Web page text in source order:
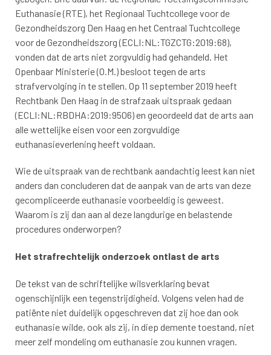
Euthanasie (RTE), het Regionaal Tuchtcollege voor de
Gezondheidszorg Den Haag en het Centraal Tuchtcollege
voor de Gezondheidszorg (ECLI:NL:TGZCTG:2019:68),
vonden dat de arts niet zorgvuldig had gehandeld. Het
Openbaar Ministerie (O.M.) besloot tegen de arts
strafvervolging in te stellen. Op 11 september 2019 heeft
Rechtbank Den Haag in de strafzaak uitspraak gedaan
(ECLI:NL:RBDHA:2019:9506) en geoordeeld dat de arts aan
alle wettelijke eisen voor een zorgvuldige
euthanasieverlening heeft voldaan.
Wie de uitspraak van de rechtbank aandachtig leest kan niet
anders dan concluderen dat de aanpak van de arts van deze
gecompliceerde euthanasie voorbeeldig is geweest.
Waarom is zij dan aan al deze langdurige en belastende
procedures onderworpen?
Het strafrechtelijk onderzoek ontlast de arts
De tekst van de schriftelijke wilsverklaring bevat
ogenschijnlijk een tegenstrijdigheid. Volgens velen had de
patiënte niet duidelijk opgeschreven dat zij hoe dan ook
euthanasie wilde, ook als zij, in diep demente toestand, niet
meer zelf mondeling om euthanasie zou kunnen vragen.